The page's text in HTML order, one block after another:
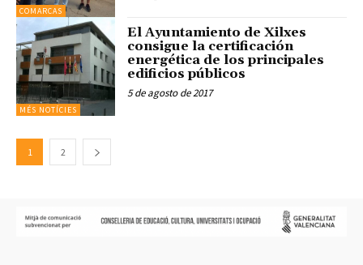
COMARCAS
MÉS NOTÍCIES
El Ayuntamiento de Xilxes
consigue la certificación
energética de los principales
edificios públicos
5 de agosto de 2017
1 2